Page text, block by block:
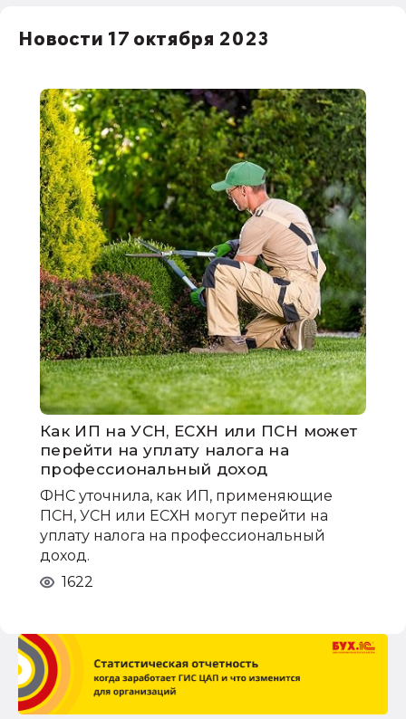
1С:Зарплата и управление персоналом
права работников НДФЛ
1С:Управление производственным
предприятием
Новости 17 октября 2023
Как ИП на УСН, ЕСХН или ПСН может
перейти на уплату налога на
профессиональный доход
ФНС уточнила, как ИП, применяющие
ПСН, УСН или ЕСХН могут перейти на
уплату налога на профессиональный
доход.
1622